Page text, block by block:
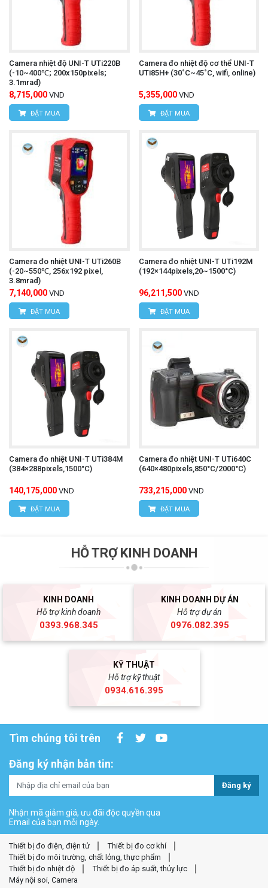
Camera nhiệt độ UNI-T UTi220B
(-10~400℃; 200x150pixels;
3.1mrad)
8,715,000 VND
ĐẶT MUA
Camera đo nhiệt độ cơ thể UNI-T
UTi85H+ (30˚C~45˚C, wifi, online)
5,355,000 VND
ĐẶT MUA
Camera đo nhiệt UNI-T UTi260B
(-20~550℃, 256x192 pixel,
3.8mrad)
7,140,000 VND
ĐẶT MUA
Camera đo nhiệt UNI-T UTi192M
(192×144pixels,20~1500°C)
96,211,500 VND
ĐẶT MUA
Camera đo nhiệt UNI-T UTi384M
(384×288pixels,1500°C)
140,175,000 VND
ĐẶT MUA
Camera đo nhiệt UNI-T UTi640C
(640×480pixels,850°C/2000°C)
733,215,000 VND
ĐẶT MUA
HỖ TRỢ KINH DOANH
KINH DOANH
Hỗ trợ kinh doanh
0393.968.345
KINH DOANH DỰ ÁN
Hỗ trợ dự án
0976.082.395
KỸ THUẬT
Hỗ trợ kỹ thuật
0934.616.395
Tìm chúng tôi trên
Đăng ký nhận bản tin:
Đăng ký
Nhận mã giảm giá, ưu đãi độc quyền qua
Email của bạn mỗi ngày.
Thiết bị đo điện, điện tử
Thiết bị đo cơ khí
Thiết bị đo môi trường, chất lỏng, thực phẩm
Thiết bị đo nhiệt độ
Thiết bị đo áp suất, thủy lực
Máy nội soi, Camera